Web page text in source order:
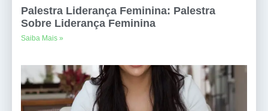
Palestra Liderança Feminina: Palestra
Sobre Liderança Feminina
Saiba Mais »